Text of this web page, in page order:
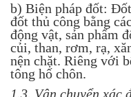
b) Biện pháp đốt:
đốt thủ công bằng
động vật, sản phẩm
củi, than, rơm, rạ,
nện chặt. Riêng với
tông hố chôn.
1.3. Vận chuyển xác